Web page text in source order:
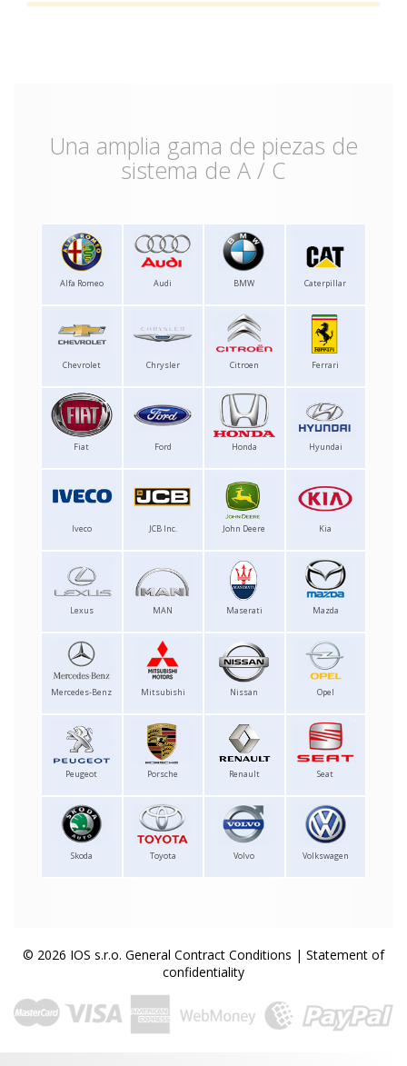
Una amplia gama de piezas de
sistema de A / C
Alfa Romeo Audi BMW Caterpillar
Chevrolet Chrysler Citroen Ferrari
Fiat Ford Honda Hyundai
Iveco JCB Inc. John Deere Kia
Lexus MAN Maserati Mazda
Mercedes-Benz Mitsubishi Nissan Opel
Peugeot Porsche Renault Seat
Skoda Toyota Volvo Volkswagen
© 2026 IOS s.r.o. General Contract Conditions | Statement of
confidentiality